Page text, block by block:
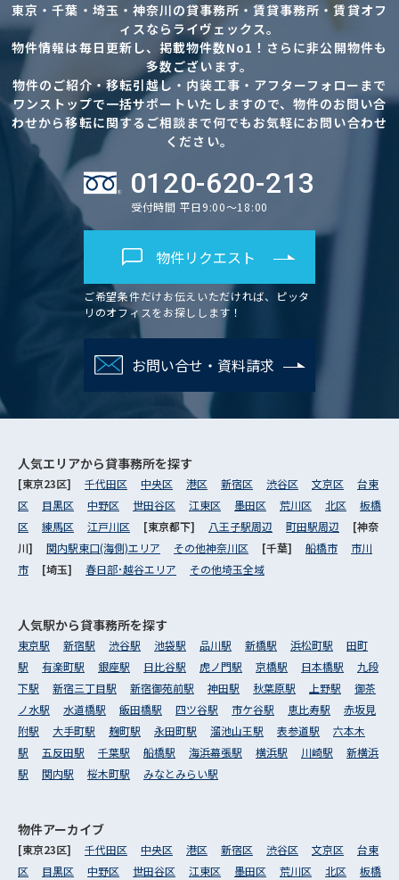
東京・千葉・埼玉・神奈川の貸事務所・賃貸事務所・賃貸オフ
ィスならライヴェックス。
物件情報は毎日更新し、掲載物件数No1！さらに非公開物件も
多数ございます。
物件のご紹介・移転引越し・内装工事・アフターフォローまで
ワンストップで一括サポートいたしますので、物件のお問い合
わせから移転に関するご相談まで何でもお気軽にお問い合わせ
ください。
0120-620-213
受付時間 平日9:00～18:00
物件リクエスト
ご希望条件だけお伝えいただければ、ピッタ
リのオフィスをお探しします！
お問い合せ・資料請求
人気エリアから貸事務所を探す
[東京23区] 千代田区 中央区 港区 新宿区 渋谷区 文京区
台東
区
目黒区 中野区 世田谷区 江東区 墨田区 荒川区 北区
板橋
区
練馬区 江戸川区 [東京都下] 八王子駅周辺 町田駅周辺
[神奈
川] 関内駅東口(海側)エリア その他神奈川区 [千葉] 船橋市
市川
市
[埼玉] 春日部･越谷エリア その他埼玉全域
人気駅から貸事務所を探す
東京駅 新宿駅 渋谷駅 池袋駅 品川駅 新橋駅 浜松町駅
田町
駅
有楽町駅 銀座駅 日比谷駅 虎ノ門駅 京橋駅 日本橋駅
九段
下駅
新宿三丁目駅 新宿御苑前駅 神田駅 秋葉原駅 上野駅
御茶
ノ水駅
水道橋駅 飯田橋駅 四ツ谷駅 市ケ谷駅 恵比寿駅
赤坂見
附駅
大手町駅 麹町駅 永田町駅 溜池山王駅 表参道駅
六本木
駅
五反田駅 千葉駅 船橋駅 海浜幕張駅 横浜駅 川崎駅
新横浜
駅
関内駅 桜木町駅 みなとみらい駅
物件アーカイブ
[東京23区] 千代田区 中央区 港区 新宿区 渋谷区 文京区
台東
区
目黒区 中野区 世田谷区 江東区 墨田区 荒川区 北区 板橋